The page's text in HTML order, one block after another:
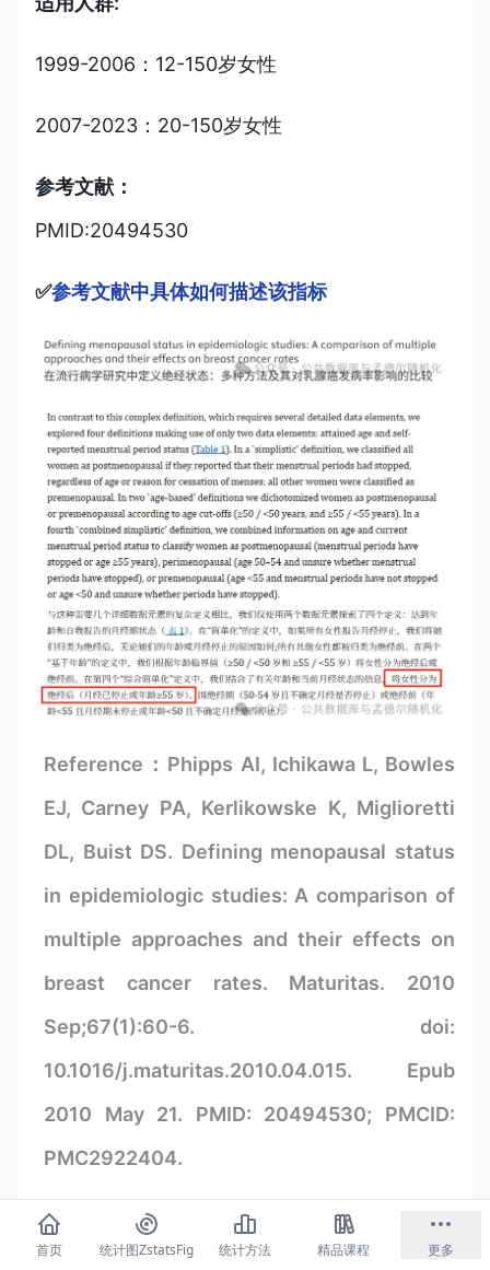
1999-2006：12-150岁女性
2007-2023：20-150岁女性
参考文献：
PMID:20494530
✅参考文献中具体如何描述该指标
Reference：Phipps AI, Ichikawa L, Bowles
EJ, Carney PA, Kerlikowske K, Miglioretti
DL, Buist DS. Defining menopausal status
in epidemiologic studies: A comparison of
multiple approaches and their effects on
breast cancer rates. Maturitas. 2010
Sep;67(1):60-6. doi:
10.1016/j.maturitas.2010.04.015. Epub
2010 May 21. PMID: 20494530; PMCID:
PMC2922404.
健康状态_消化道癌症
首页 统计图ZstatsFig 统计方法 精品课程 更多